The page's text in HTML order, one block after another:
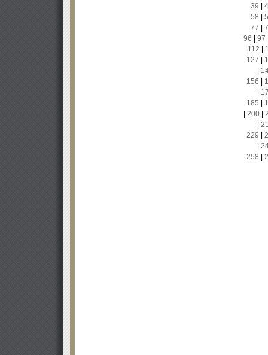
39
58
77
96
97
112
127
156
185
200|
229
258